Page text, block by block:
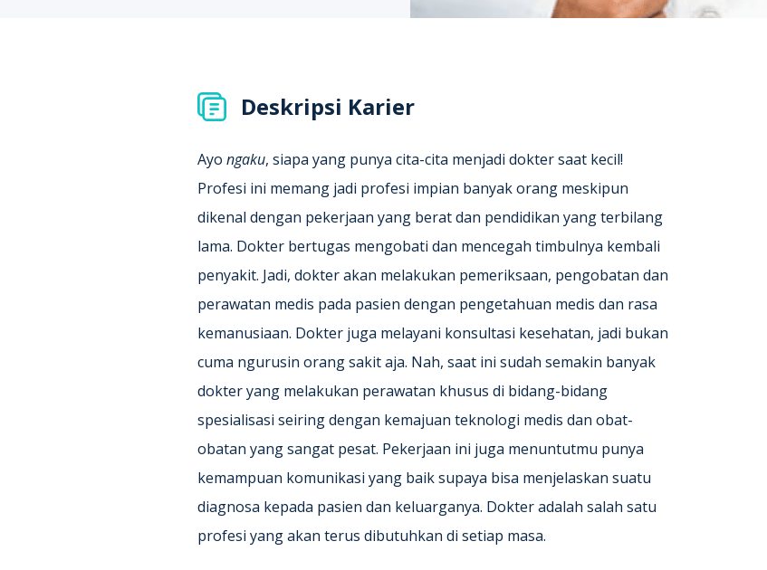
Deskripsi Karier
Ayo ngaku, siapa yang punya cita-cita menjadi dokter saat kecil!
Profesi ini memang jadi profesi impian banyak orang meskipun
dikenal dengan pekerjaan yang berat dan pendidikan yang terbilang
lama. Dokter bertugas mengobati dan mencegah timbulnya kembali
penyakit. Jadi, dokter akan melakukan pemeriksaan, pengobatan dan
perawatan medis pada pasien dengan pengetahuan medis dan rasa
kemanusiaan. Dokter juga melayani konsultasi kesehatan, jadi bukan
cuma ngurusin orang sakit aja. Nah, saat ini sudah semakin banyak
dokter yang melakukan perawatan khusus di bidang-bidang
spesialisasi seiring dengan kemajuan teknologi medis dan obat-
obatan yang sangat pesat. Pekerjaan ini juga menuntutmu punya
kemampuan komunikasi yang baik supaya bisa menjelaskan suatu
diagnosa kepada pasien dan keluarganya. Dokter adalah salah satu
profesi yang akan terus dibutuhkan di setiap masa.